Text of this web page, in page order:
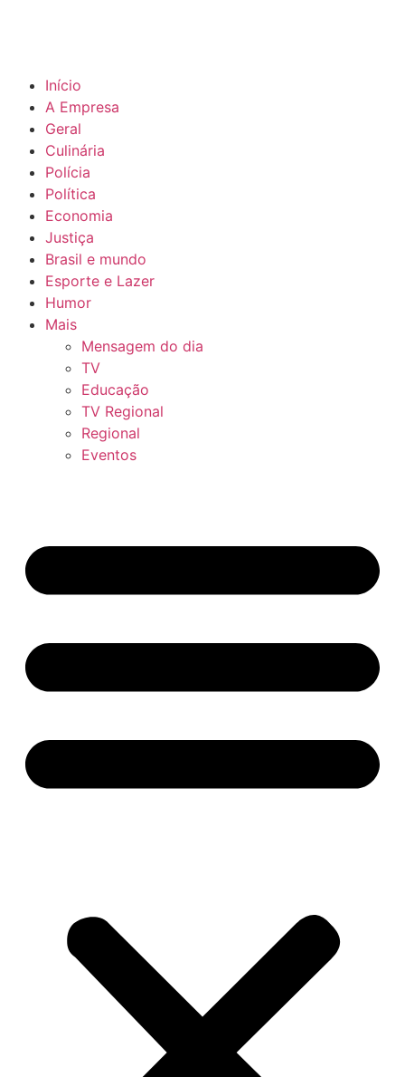
Início
A Empresa
Geral
Culinária
Polícia
Política
Economia
Justiça
Brasil e mundo
Esporte e Lazer
Humor
Mais
Mensagem do dia
TV
Educação
TV Regional
Regional
Eventos